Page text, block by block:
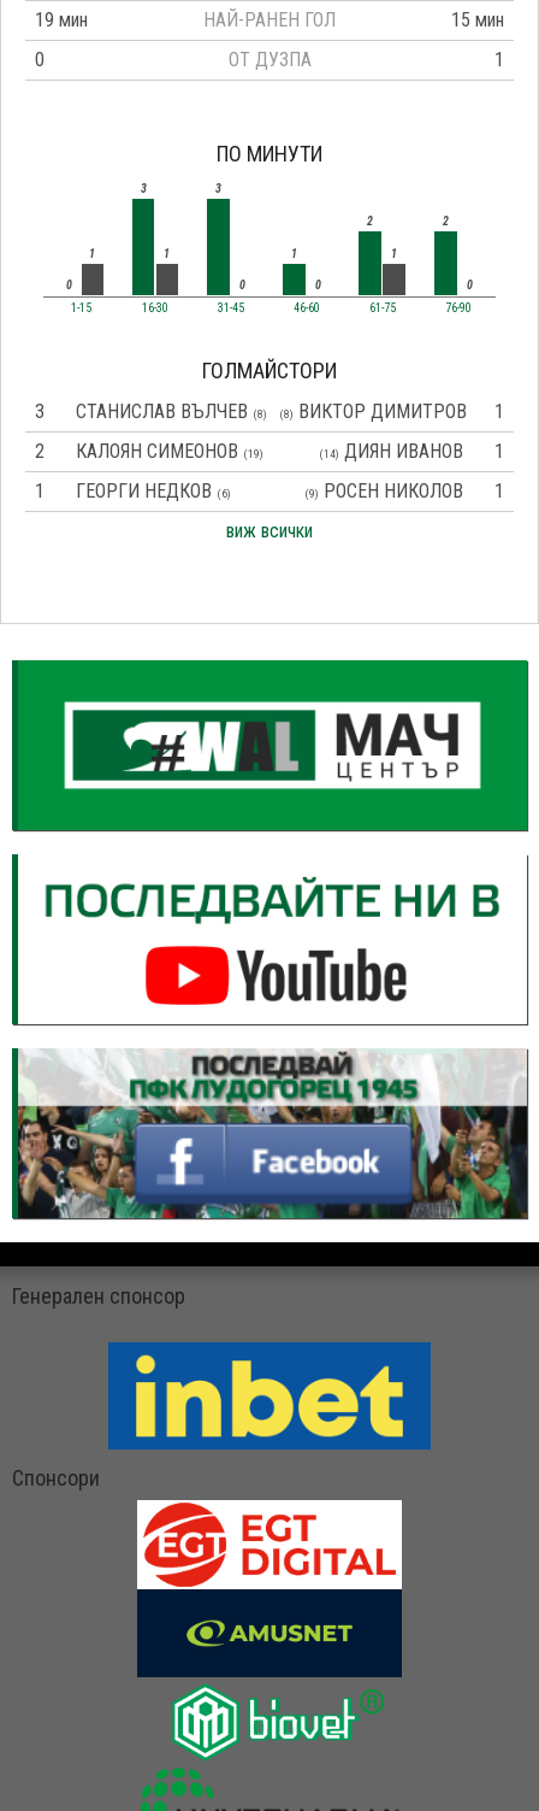
19 мин
НАЙ-РАНЕН ГОЛ
15 мин
0
ОТ ДУЗПА 1
ПО МИНУТИ
0
1
1-15
3
1
16-30
3
0
31-45
1
0
46-60
2
1
61-75
2
0
76-90
ГОЛМАЙСТОРИ
3 СТАНИСЛАВ ВЪЛЧЕВ (8) (8) ВИКТОР ДИМИТРОВ
1
2
КАЛОЯН СИМЕОНОВ (19) (14) ДИЯН ИВАНОВ
1
1
ГЕОРГИ НЕДКОВ (6) (9) РОСЕН НИКОЛОВ
1
виж всички
Генерален спонсор
Спонсори